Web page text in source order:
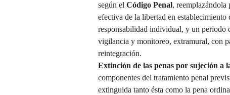
según el Código Penal, reemplazándola
efectiva de la libertad en
responsabilidad individual, y un periodo
vigilancia y monitoreo, extramural, con
reintegración.
Extinción de las penas por sujeción a
componentes del tratamiento penal
extinguida tanto ésta como la pena